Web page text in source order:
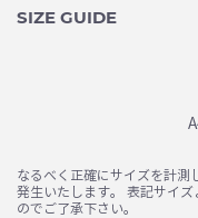
SIZE GUIDE
なるべく正確にサイズを計測
発生いたします。 表記サイ
のでご了承下さい。